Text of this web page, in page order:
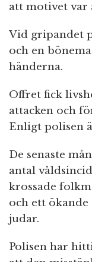
att motivet var
Vid gripandet
och en
händerna.
Offret fick
attacken och
Enligt polisen
De senaste
antal
krossade
och ett
judar.
Polisen har